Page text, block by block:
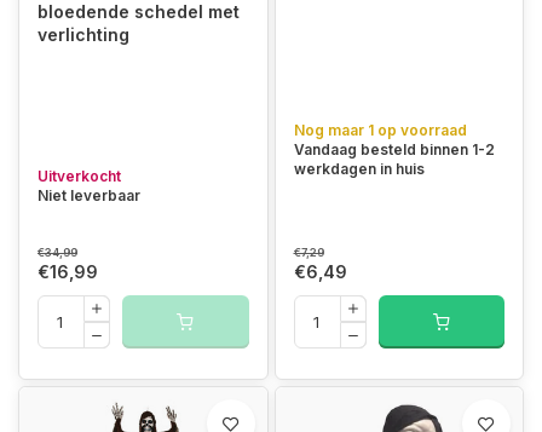
bloedende schedel met
verlichting
Uitverkocht
Niet leverbaar
€34,99
€16,99
Nog maar 1 op voorraad
Vandaag besteld binnen 1-2
werkdagen in huis
€7,29
€6,49